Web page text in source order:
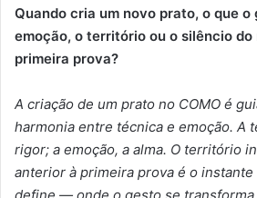
Quando cria um novo prato, o que o
emoção, o território ou o silêncio do
primeira prova?
A criação de um prato no COMO é
harmonia entre técnica e emoção. A
rigor; a emoção, a alma. O território
anterior à primeira prova é o